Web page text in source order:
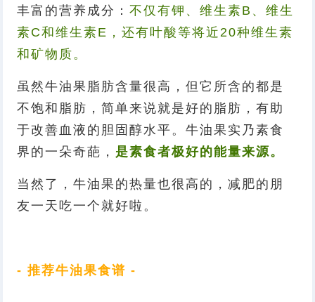
丰富的营养成分：不仅有钾、维生素B、维生
素C和维生素E，还有叶酸等将近20种维生素
和矿物质。
虽然牛油果脂肪含量很高，但它所含的都是
不饱和脂肪，简单来说就是好的脂肪，有助
于改善血液的胆固醇水平。牛油果 实乃素食
界的一朵奇葩， 是素食者极好的能量来源。
当然了，牛油果的热量也很高的，减肥的朋
友一天吃一个就好啦。
- 推荐牛油果食谱 -